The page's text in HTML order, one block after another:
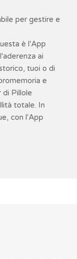
per gestire e
è l'App
ai
tuoi o di
e
di Pillole
totale. In
con l'App